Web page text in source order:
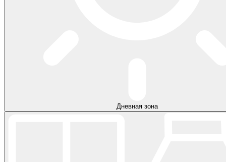
Дневная зона